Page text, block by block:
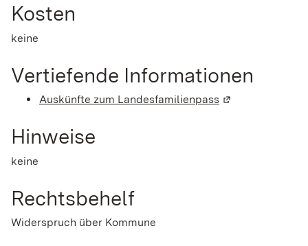
Kosten
keine
Vertiefende Informationen
Auskünfte zum Landesfamilienpass (Wird in einem
Hinweise
keine
Rechtsbehelf
Widerspruch über Kommune